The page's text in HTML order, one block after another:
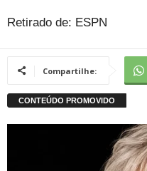
Retirado de: ESPN
Compartilhe: